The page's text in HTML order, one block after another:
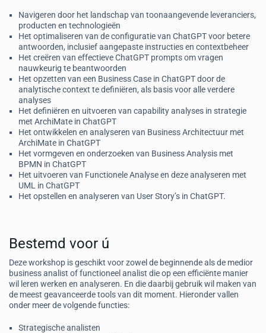
Navigeren door het landschap van toonaangevende leveranciers,
producten en technologieën
Het optimaliseren van de configuratie van ChatGPT voor betere
antwoorden, inclusief aangepaste instructies en contextbeheer
Het creëren van effectieve ChatGPT prompts om vragen
nauwkeurig te beantwoorden
Het opzetten van een Business Case in ChatGPT door de
analytische context te definiëren, als basis voor alle verdere
analyses
Het definiëren en uitvoeren van capability analyses in strategie
met ArchiMate in ChatGPT
Het ontwikkelen en analyseren van Business Architectuur met
ArchiMate in ChatGPT
Het vormgeven en onderzoeken van Business Analysis met
BPMN in ChatGPT
Het uitvoeren van Functionele Analyse en deze analyseren met
UML in ChatGPT
Het opstellen en analyseren van User Story’s in ChatGPT.
Bestemd voor ú
Deze workshop is geschikt voor zowel de beginnende als de medior
business analist of functioneel analist die op een efficiënte manier
wil leren werken en analyseren. En die daarbij gebruik wil maken van
de meest geavanceerde tools van dit moment. Hieronder vallen
onder meer de volgende functies:
Strategische analisten